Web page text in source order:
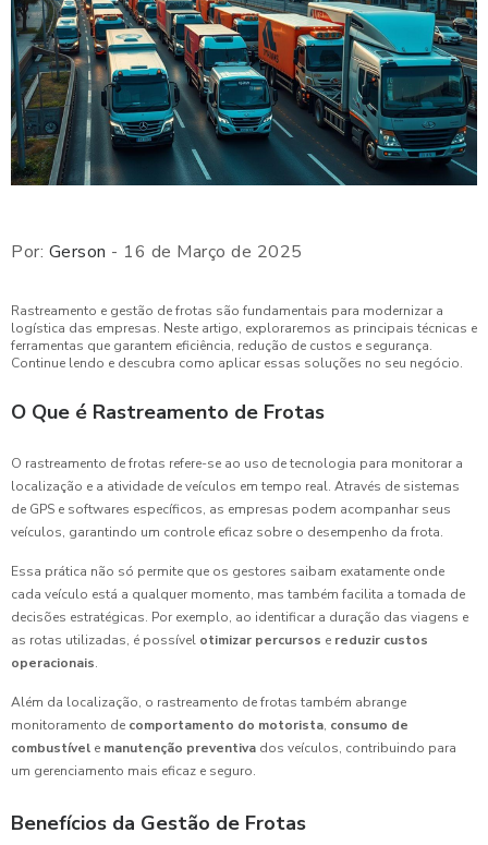
Por: Gerson - 16 de Março de 2025
Rastreamento e gestão de frotas são fundamentais para modernizar a
logística das empresas. Neste artigo, exploraremos as principais técnicas e
ferramentas que garantem eficiência, redução de custos e segurança.
Continue lendo e descubra como aplicar essas soluções no seu negócio.
O Que é Rastreamento de Frotas
O rastreamento de frotas refere-se ao uso de tecnologia para monitorar a
localização e a atividade de veículos em tempo real. Através de sistemas
de GPS e softwares específicos, as empresas podem acompanhar seus
veículos, garantindo um controle eficaz sobre o desempenho da frota.
Essa prática não só permite que os gestores saibam exatamente onde
cada veículo está a qualquer momento, mas também facilita a tomada de
decisões estratégicas. Por exemplo, ao identificar a duração das viagens e
as rotas utilizadas, é possível otimizar percursos e reduzir custos
operacionais.
Além da localização, o rastreamento de frotas também abrange
monitoramento de comportamento do motorista, consumo de
combustível e manutenção preventiva dos veículos, contribuindo para
um gerenciamento mais eficaz e seguro.
Benefícios da Gestão de Frotas